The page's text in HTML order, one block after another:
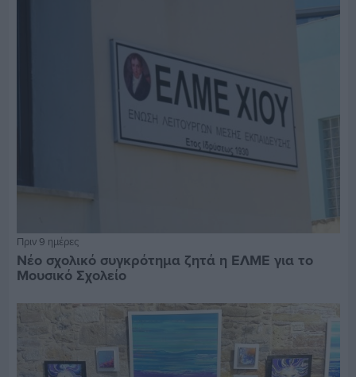
Πριν 9 ημέρες
Νέο σχολικό συγκρότημα ζητά η ΕΛΜΕ για το
Μουσικό Σχολείο